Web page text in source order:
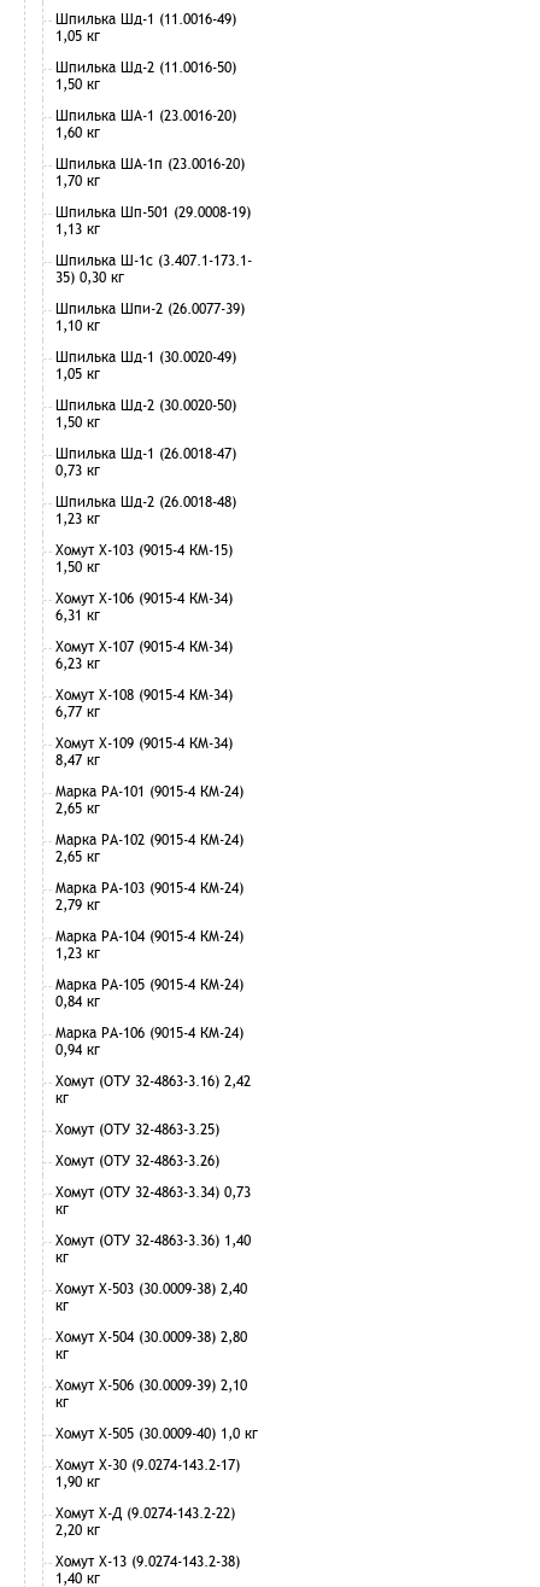
Шпилька Шд-1 (11.0016-49)
1,05 кг
Шпилька Шд-2 (11.0016-50)
1,50 кг
Шпилька ША-1 (23.0016-20)
1,60 кг
Шпилька ША-1п (23.0016-20)
1,70 кг
Шпилька Шп-501 (29.0008-19)
1,13 кг
Шпилька Ш-1с (3.407.1-173.1-
35) 0,30 кг
Шпилька Шпи-2 (26.0077-39)
1,10 кг
Шпилька Шд-1 (30.0020-49)
1,05 кг
Шпилька Шд-2 (30.0020-50)
1,50 кг
Шпилька Шд-1 (26.0018-47)
0,73 кг
Шпилька Шд-2 (26.0018-48)
1,23 кг
Хомут Х-103 (9015-4 КМ-15)
1,50 кг
Хомут Х-106 (9015-4 КМ-34)
6,31 кг
Хомут Х-107 (9015-4 КМ-34)
6,23 кг
Хомут Х-108 (9015-4 КМ-34)
6,77 кг
Хомут Х-109 (9015-4 КМ-34)
8,47 кг
Марка РА-101 (9015-4 КМ-24)
2,65 кг
Марка РА-102 (9015-4 КМ-24)
2,65 кг
Марка РА-103 (9015-4 КМ-24)
2,79 кг
Марка РА-104 (9015-4 КМ-24)
1,23 кг
Марка РА-105 (9015-4 КМ-24)
0,84 кг
Марка РА-106 (9015-4 КМ-24)
0,94 кг
Хомут (ОТУ 32-4863-3.16) 2,42
кг
Хомут (ОТУ 32-4863-3.25)
Хомут (ОТУ 32-4863-3.26)
Хомут (ОТУ 32-4863-3.34) 0,73
кг
Хомут (ОТУ 32-4863-3.36) 1,40
кг
Хомут Х-503 (30.0009-38) 2,40
кг
Хомут Х-504 (30.0009-38) 2,80
кг
Хомут Х-506 (30.0009-39) 2,10
кг
Хомут Х-505 (30.0009-40) 1,0 кг
Хомут Х-30 (9.0274-143.2-17)
1,90 кг
Хомут Х-Д (9.0274-143.2-22)
2,20 кг
Хомут Х-13 (9.0274-143.2-38)
1,40 кг